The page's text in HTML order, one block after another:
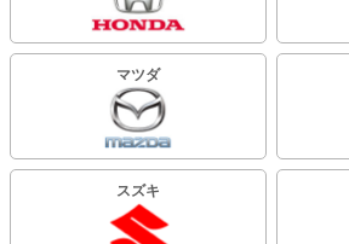
マツダ
スズキ